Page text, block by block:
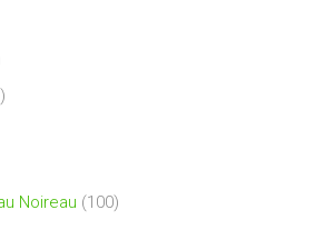
Noireau (100)